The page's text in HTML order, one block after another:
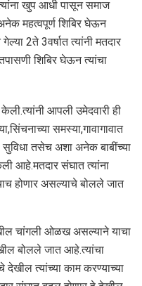
खुप आधी पासून समाज
महत्वपूर्ण शिबिर घेऊन
2ते 3वर्षात त्यांनी मतदार
शिबिर घेऊन त्यांचा
आपली उमेदवारी ही
समस्या,गावागावात
सुविधा तसेच अशा अनेक बाबींच्या
आहे.मतदार संघात त्यांना
होणार असल्याचे बोलले जात
चांगली ओळख असल्याने याचा
बोलले जात आहे.त्यांचा
त्यांच्या काम करण्याच्या